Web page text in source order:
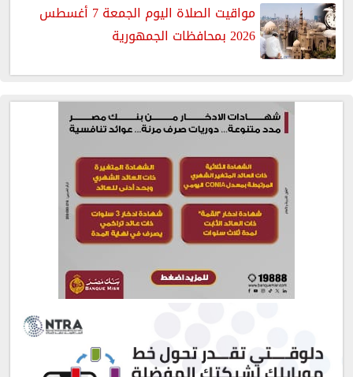
مواقيت الصلاة اليوم الجمعة 7 أغسطس
2026 بمحافظات الجمهورية